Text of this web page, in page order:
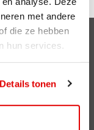
met andere
die ze hebben
hun services.
Details tonen